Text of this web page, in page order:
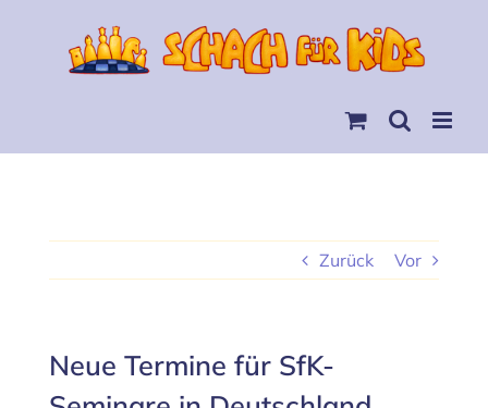
Zurück Vor
Neue Termine für SfK-